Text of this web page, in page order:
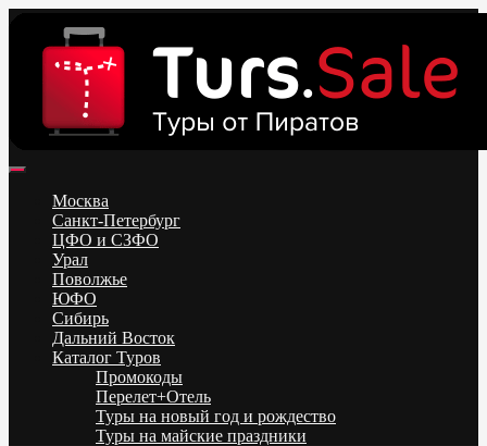
content
Низкие цены на путевки 3-7-10 ночей все включено, отдых на
море. Распродажа экскурсионных и горнолыжных туров.
Обновление каждый день. Официальный сайт Тур Сейл
Москва
Санкт-Петербург
ЦФО и СЗФО
Урал
Поволжье
ЮФО
Сибирь
Дальний Восток
Каталог Туров
Промокоды
Перелет+Отель
Туры на новый год и рождество
Туры на майские праздники